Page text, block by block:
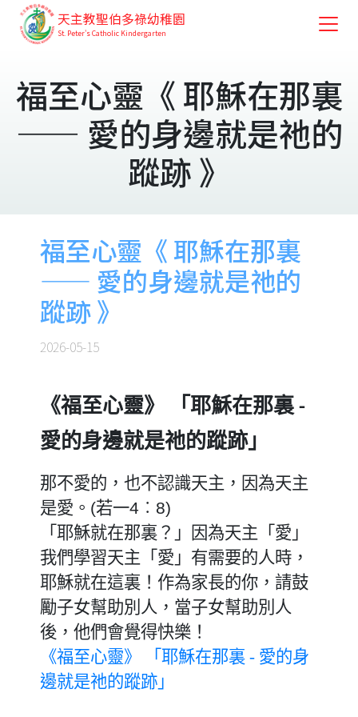
天主教聖伯多祿幼稚園
St. Peter's Catholic Kindergarten
福至心靈《 耶穌在那裏
—— 愛的身邊就是祂的
蹤跡 》
福至心靈《 耶穌在那裏
—— 愛的身邊就是祂的
蹤跡 》
2026-05-15
《福至心靈》 「耶穌在那裏-
愛的身邊就是祂的蹤跡」
那不愛的，也不認識天主，因為天主
是愛。 (若一4 ︰ 8)
「耶穌就在那裏？」因為天主「愛」
我們學習天主「愛」有需要的人時，
耶穌就在這裏！作為家長的你，請鼓
勵子女幫助別人，當子女幫助別人
後，他們會覺得快樂！
《福至心靈》 「耶穌在那裏 - 愛的身
邊就是祂的蹤跡」